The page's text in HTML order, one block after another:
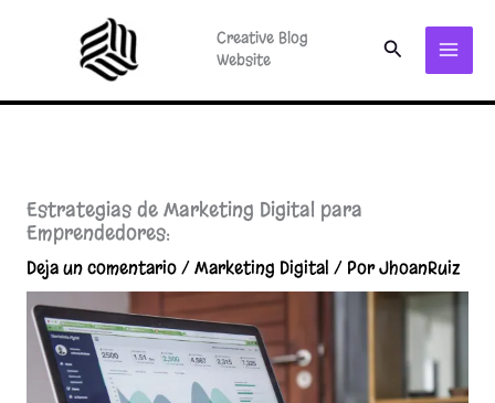
Creative Blog
Website
Buscar
Estrategias de Marketing Digital para
Emprendedores:
Deja un comentario/Marketing Digital / PorJhoanRuiz